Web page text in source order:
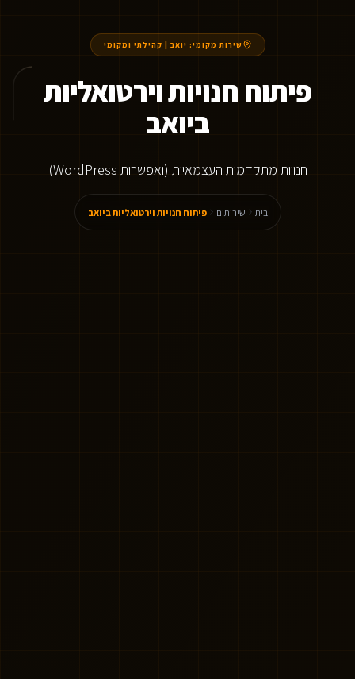
שירות מקומי: יואב | קהילתי ומקומי
פיתוח חנויות וירטואליות
ביואב
חנויות מתקדמות העצמאיות (ואפשרות WordPress)
בית שירותים פיתוח חנויות וירטואליות ביואב